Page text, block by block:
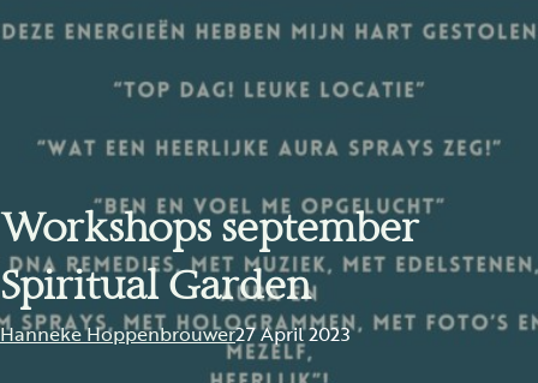
Workshops september
Spiritual Garden
Hanneke Hoppenbrouwer27 April 2023